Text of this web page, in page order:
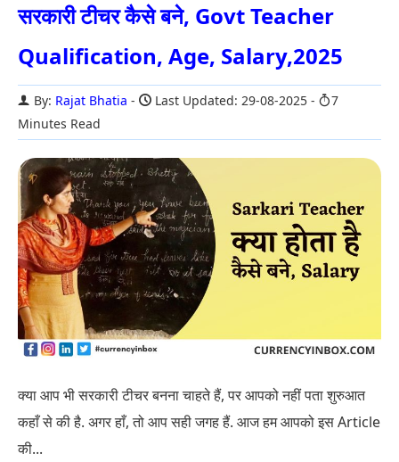
सरकारी टीचर कैसे बने, Govt Teacher
Qualification, Age, Salary,2025
By: Rajat Bhatia Last Updated: 29-08-2025
7
Minutes Read
क्या आप भी सरकारी टीचर बनना चाहते हैं, पर आपको नहीं पता शुरुआत
कहाँ से की है. अगर हाँ, तो आप सही जगह हैं. आज हम आपको इस Article
की...